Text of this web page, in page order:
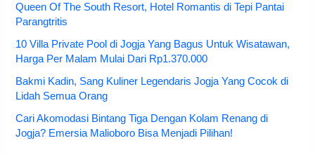
Queen Of The South Resort, Hotel Romantis di Tepi Pantai
Parangtritis
10 Villa Private Pool di Jogja Yang Bagus Untuk Wisatawan,
Harga Per Malam Mulai Dari Rp1.370.000
Bakmi Kadin, Sang Kuliner Legendaris Jogja Yang Cocok di
Lidah Semua Orang
Cari Akomodasi Bintang Tiga Dengan Kolam Renang di
Jogja? Emersia Malioboro Bisa Menjadi Pilihan!